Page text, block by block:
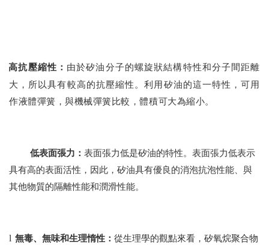
高抗壓縮性： 由於矽油分子的螺旋狀結構特性和分子間距離
大，所以具有較高的抗壓縮性。利用矽油的這一特性，可用
作液體彈簧，與機械彈簧比較，體積可大為縮小。
低表面張力：表面張力低是矽油的特性。表面張力低表示
具有高的表面活性，因此，矽油具有優良的消泡抗泡性能、與
其他物質的隔離性能和潤滑性能。
l 無毒、無味和生理惰性： 從生理學的觀點來看，矽氧烷聚合物